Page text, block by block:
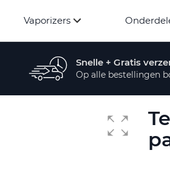
Vaporizers
Snelle + Gratis
Op alle bestellingen